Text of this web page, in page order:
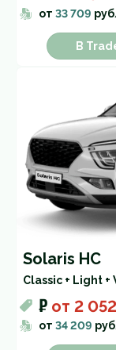
от 33 709
В
Solaris HC
Classic + Light
₽ от 2
от 34 209